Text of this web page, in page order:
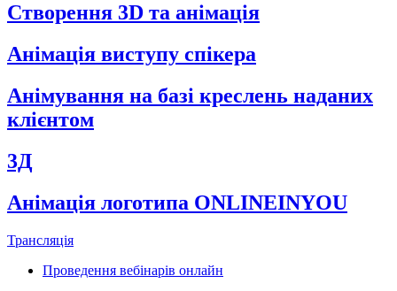
Створення 3D та анімація
Анімація виступу спікера
Анімування на базі креслень наданих
клієнтом
3Д
Анімація логотипа ONLINEINYOU
Трансляція
Проведення вебінарів онлайн